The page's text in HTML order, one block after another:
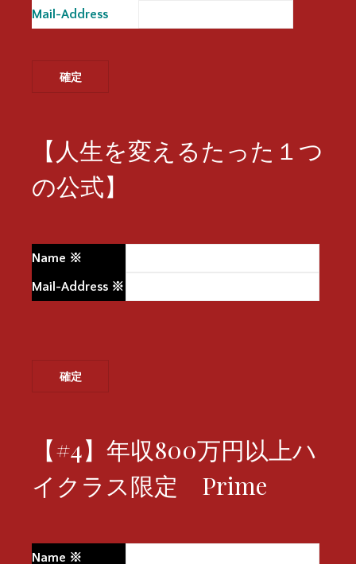
Mail-Address
【人生を変えるたった１つ
の公式】
Name ※
Mail-Address ※
【#4】年収800万円以上ハ
イクラス限定 Prime
Name ※